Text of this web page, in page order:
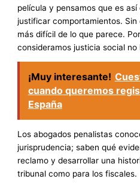
película y pensamos que es
justificar comportamientos.
más difícil de lo que parece.
consideramos justicia social no
¡Muy interesante!
cuando queremos
España
Los abogados penalistas
jurisprudencia; saben qué
reclamo y desarrollar una
tribunal como para los fiscales.